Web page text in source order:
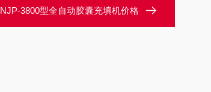
NJP-3800型全自动胶囊充填机价格